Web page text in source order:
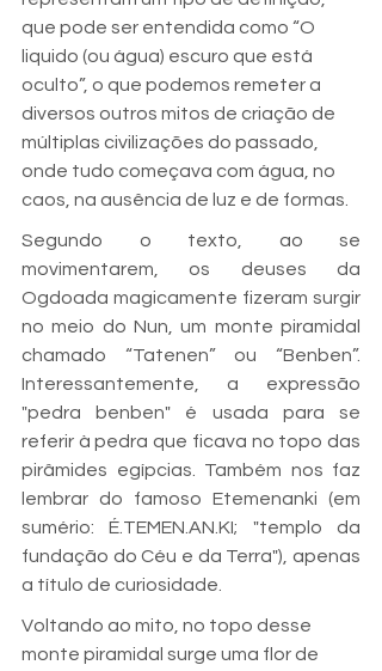
que pode ser entendida como “O
liquido (ou água) escuro que está
oculto”, o que podemos remeter a
diversos outros mitos de criação de
múltiplas civilizações do passado,
onde tudo começava com água, no
caos, na ausência de luz e de formas.
Segundo o texto, ao se
movimentarem, os deuses da
Ogdoada magicamente fizeram surgir
no meio do Nun, um monte piramidal
chamado “Tatenen” ou “Benben”.
Interessantemente, a expressão
"pedra benben" é usada para se
referir à pedra que ficava no topo das
pirâmides egípcias. Também nos faz
lembrar do famoso Etemenanki (em
sumério: É.TEMEN.AN.KI; "templo da
fundação do Céu e da Terra"), apenas
a título de curiosidade.
Voltando ao mito, no topo desse
monte piramidal surge uma flor de